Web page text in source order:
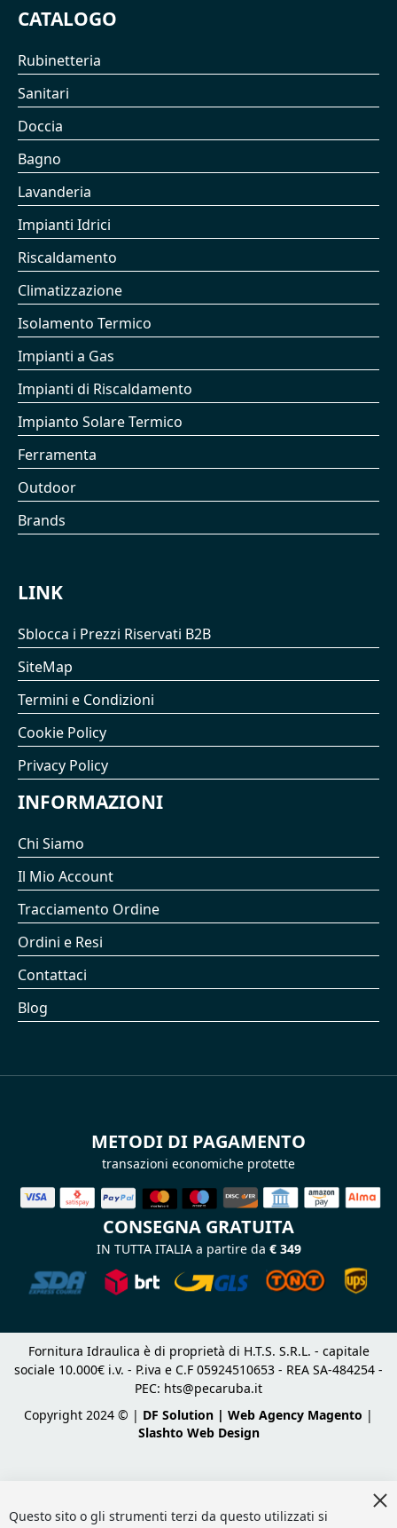
CATALOGO
Rubinetteria
Sanitari
Doccia
Bagno
Lavanderia
Impianti Idrici
Riscaldamento
Climatizzazione
Isolamento Termico
Impianti a Gas
Impianti di Riscaldamento
Impianto Solare Termico
Ferramenta
Outdoor
Brands
LINK
Sblocca i Prezzi Riservati B2B
SiteMap
Termini e Condizioni
Cookie Policy
Privacy Policy
INFORMAZIONI
Chi Siamo
Il Mio Account
Tracciamento Ordine
Ordini e Resi
Contattaci
Blog
METODI DI PAGAMENTO
transazioni economiche protette
CONSEGNA GRATUITA
IN TUTTA ITALIA a partire da € 349
Fornitura Idraulica è di proprietà di H.T.S. S.R.L. - capitale
sociale 10.000€ i.v. - P.iva e C.F 05924510653 - REA SA-484254 -
PEC: hts@pecaruba.it
Copyright 2024 © | DF Solution | Web Agency Magento |
Slashto Web Design
Questo sito o gli strumenti terzi da questo utilizzati si